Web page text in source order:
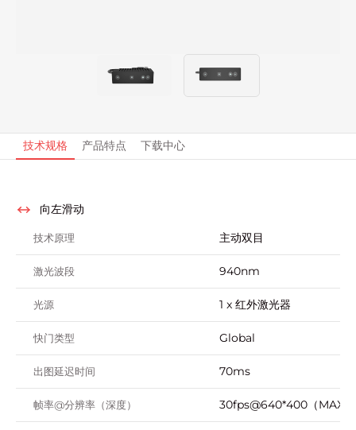
技术规格 产品特点 下载中心
向左滑动
技术原理 主动双目
激光波段 940nm
光源 1 x 红外激光器
快门类型 Global
出图延迟时间 70ms
帧率@分辨率（深度） 30fps@640*400（MAX）